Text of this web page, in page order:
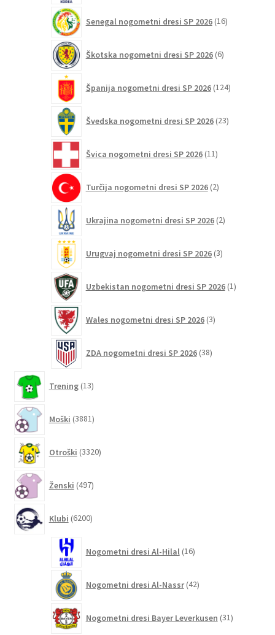
Senegal nogometni dresi SP 2026 16izdelkov
Škotska nogometni dresi SP 2026 6izdelkov
Španija nogometni dresi SP 2026 124izdelkov
Švedska nogometni dresi SP 2026 23izdelkov
Švica nogometni dresi SP 2026 11izdelkov
Turčija nogometni dresi SP 2026 2izdelka
Ukrajina nogometni dresi SP 2026 2izdelka
Urugvaj nogometni dresi SP 2026 3izdelki
Uzbekistan nogometni dresi SP 2026 1izdelek
Wales nogometni dresi SP 2026 3izdelki
ZDA nogometni dresi SP 2026 38izdelkov
Trening 13izdelkov
Moški 3881izdelkov
Otroški 3320izdelkov
Ženski 497izdelkov
Klubi 6200izdelkov
Nogometni dresi Al-Hilal 16izdelkov
Nogometni dresi Al-Nassr 42izdelkov
Nogometni dresi Bayer Leverkusen 31izdelkov